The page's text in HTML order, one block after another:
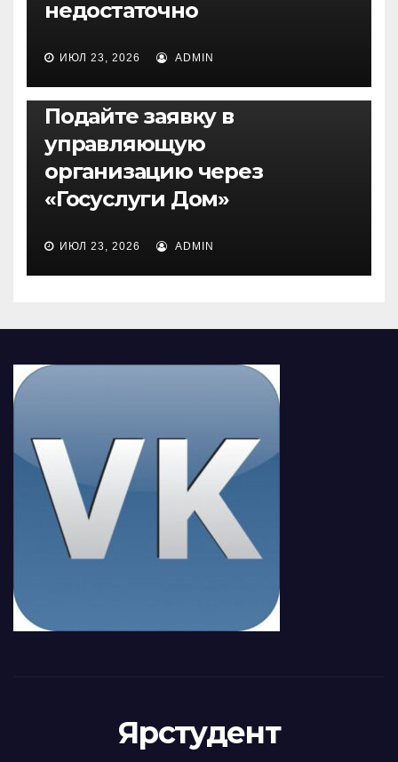
недостаточно
ИЮЛ 23, 2026 ADMIN
НОВОСТИ
Подайте заявку в
управляющую
организацию через
«Госуслуги Дом»
ИЮЛ 23, 2026 ADMIN
Ярстудент